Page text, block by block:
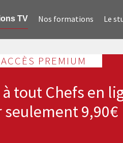
TV Nos formations Le
ACCÈS PREMIUM
à tout Chefs en
seulement 9,90€